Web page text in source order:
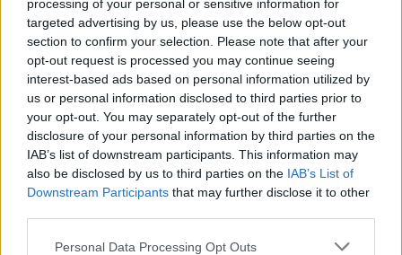
processing of your personal or sensitive information for
targeted advertising by us, please use the below opt-out
section to confirm your selection. Please note that after your
opt-out request is processed you may continue seeing
interest-based ads based on personal information utilized by
us or personal information disclosed to third parties prior to
your opt-out. You may separately opt-out of the further
disclosure of your personal information by third parties on the
IAB’s list of downstream participants. This information may
also be disclosed by us to third parties on the IAB’s List of
Downstream Participants that may further disclose it to other
Personal Data Processing Opt Outs
*VIDEO. Drulă avertizează: Guvernul Ciolacu
pregătește Opoziției un nou dosar – pentru